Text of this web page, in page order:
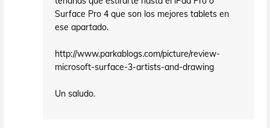
Surface Pro 4 que son los mejores tablets en
ese apartado.
http://www.parkablogs.com/picture/review-
microsoft-surface-3-artists-and-drawing
Un saludo.